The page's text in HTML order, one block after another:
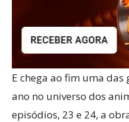
E chega ao fim uma das
ano no universo dos
episódios, 23 e 24, a